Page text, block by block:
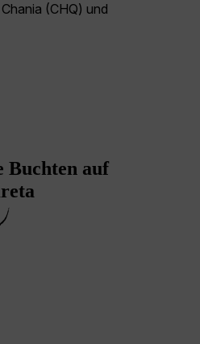
(CHQ) und
Buchten auf